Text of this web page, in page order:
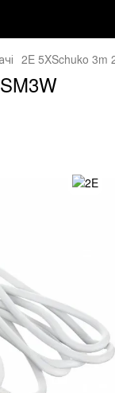
2E 5XSchuko 3m